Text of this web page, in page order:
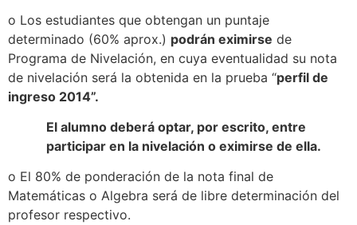
o Los estudiantes que obtengan un puntaje
determinado (60% aprox.) podrán eximirse de
Programa de Nivelación, en cuya eventualidad su nota
de nivelación será la obtenida en la prueba “perfil de
ingreso 2014”.
El alumno deberá optar, por escrito, entre
participar en la nivelación o eximirse de ella.
o El 80% de ponderación de la nota final de
Matemáticas o Algebra será de libre determinación del
profesor respectivo.